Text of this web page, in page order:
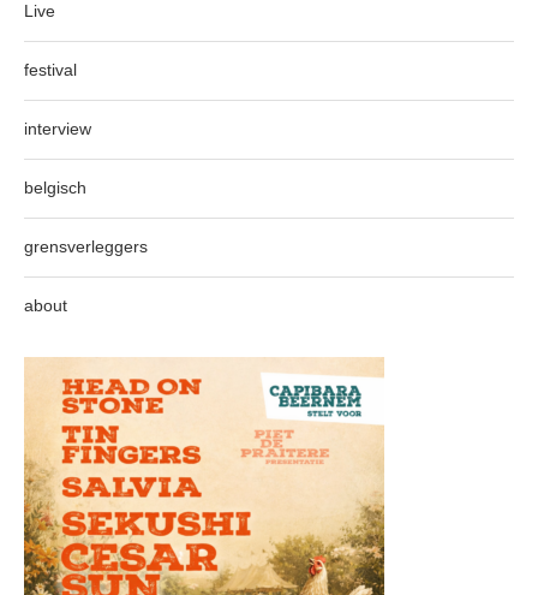
Live
festival
interview
belgisch
grensverleggers
about